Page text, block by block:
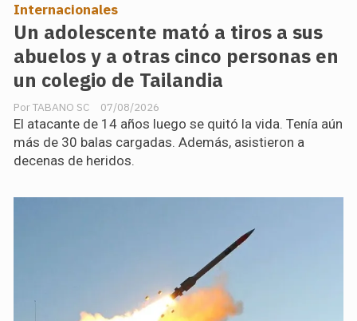
Un adolescente mató a tiros a sus
abuelos y a otras cinco personas en
un colegio de Tailandia
TABANO SC
Internacionales
07/08/2026
El atacante de 14 años luego se quitó la vida. Tenía aún
más de 30 balas cargadas. Además, asistieron a
decenas de heridos.